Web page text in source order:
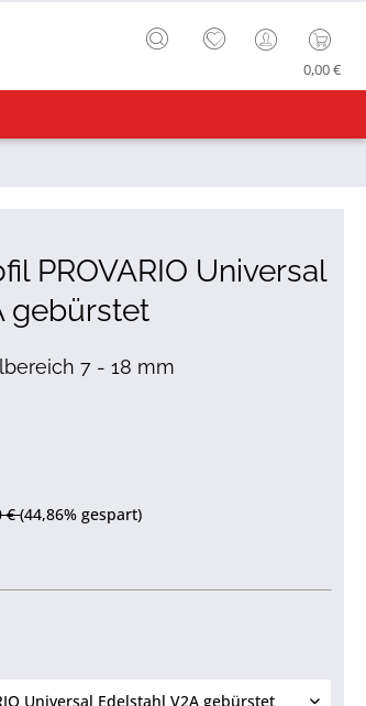
0,00 €
PROVARIO Universal
gebürstet
7 - 18 mm
€(44,86% gespart)